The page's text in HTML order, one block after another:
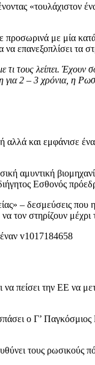
«τουλάχιστον
με μία
επανεξοπλίσει τα
τους λείπει.
2 – 3 χρόνια, η
και εμφάνισε
αμυντική
Εσθονός
– δεσμεύσεις
στηρίζουν μέχρι
πείσει την ΕΕ να
ο Γ’
τους ρωσικούς